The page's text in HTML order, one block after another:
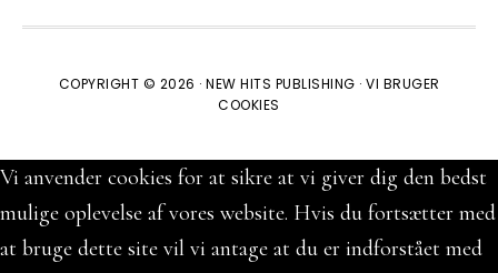
COPYRIGHT © 2026 · NEW HITS PUBLISHING · VI BRUGER
COOKIES
Vi anvender cookies for at sikre at vi giver dig den bedst
mulige oplevelse af vores website. Hvis du fortsætter med
at bruge dette site vil vi antage at du er indforstået med